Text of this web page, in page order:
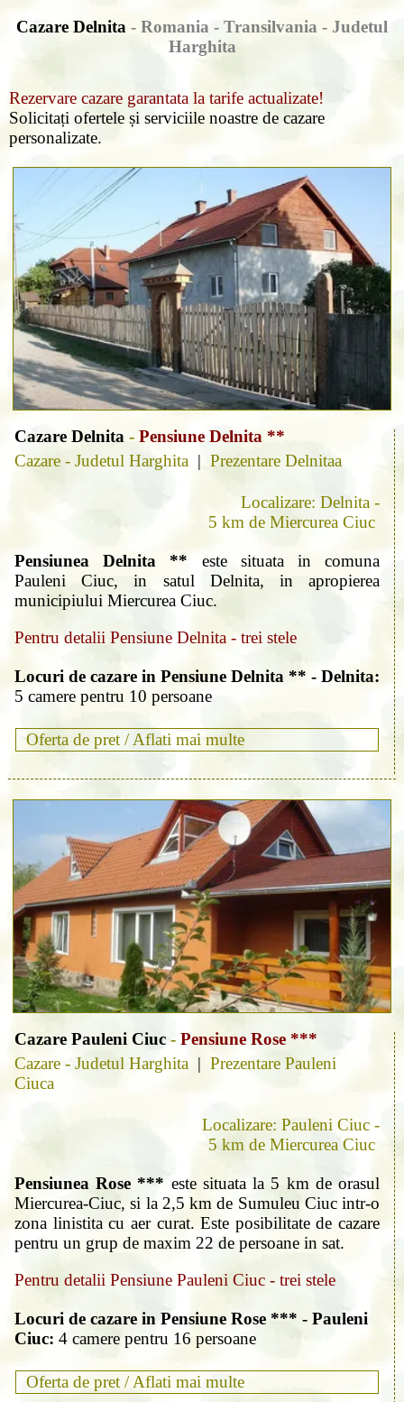
Cazare Delnita - Romania - Transilvania - Judetul
Harghita
Rezervare cazare garantata la tarife actualizate!
Solicitați ofertele și serviciile noastre de cazare
personalizate.
Cazare Delnita - Pensiune Delnita **
Cazare - Judetul Harghita | Prezentare Delnitaa
Localizare: Delnita -
5 km de Miercurea Ciuc
Pensiunea Delnita ** este situata in comuna
Pauleni Ciuc, in satul Delnita, in apropierea
municipiului Miercurea Ciuc.
Pentru detalii Pensiune Delnita - trei stele
Locuri de cazare in Pensiune Delnita ** - Delnita:
5 camere pentru 10 persoane
Oferta de pret / Aflati mai multe
Cazare Pauleni Ciuc - Pensiune Rose ***
Cazare - Judetul Harghita| Prezentare Pauleni
Ciuca
Localizare: Pauleni Ciuc -
5 km de Miercurea Ciuc
Pensiunea Rose *** este situata la 5 km de orasul
Miercurea-Ciuc, si la 2,5 km de Sumuleu Ciuc intr-o
zona linistita cu aer curat. Este posibilitate de cazare
pentru un grup de maxim 22 de persoane in sat.
Pentru detalii Pensiune Pauleni Ciuc - trei stele
Locuri de cazare in Pensiune Rose *** - Pauleni
Ciuc: 4 camere pentru 16 persoane
Oferta de pret / Aflati mai multe